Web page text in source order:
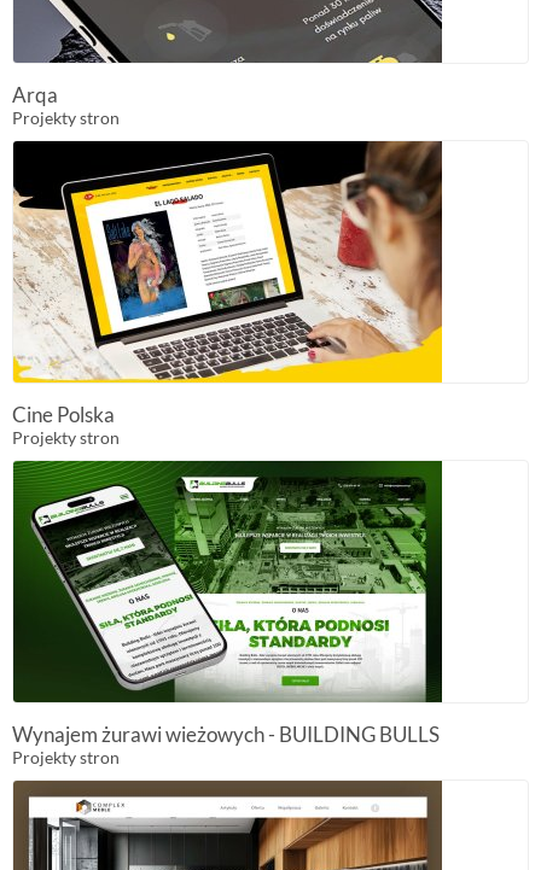
Arqa
Projekty stron
Cine Polska
Projekty stron
Wynajem żurawi wieżowych - BUILDING BULLS
Projekty stron